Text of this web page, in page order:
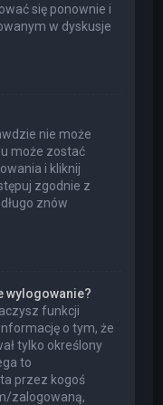
się ponownie i
w dyskusje
nie może
może zostać
i kliknij
zgodnie z
znów
wylogowanie?
funkcji
o tym, że
tylko określony
to
przez kogoś
zalogowaną,